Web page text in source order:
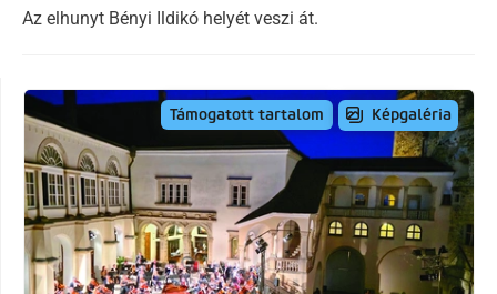
Az elhunyt Bényi Ildikó helyét veszi át.
Támogatott tartalom Képgaléria